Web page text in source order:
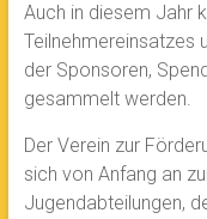
Auch in diesem Jahr
Teilnehmereinsatzes
der Sponsoren,
gesammelt werden.
Der Verein zur
sich von Anfang an
Jugendabteilungen,